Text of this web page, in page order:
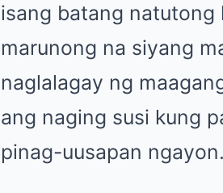
isang batang natutong
marunong na siyang
naglalagay ng
ang naging susi kung
pinag-uusapan ngayon.